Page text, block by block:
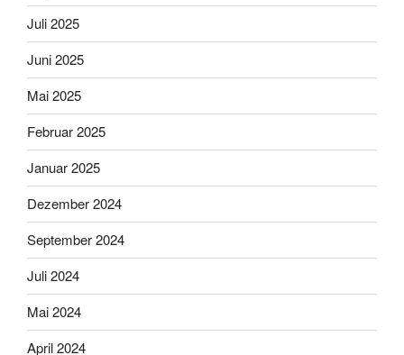
Juli 2025
Juni 2025
Mai 2025
Februar 2025
Januar 2025
Dezember 2024
September 2024
Juli 2024
Mai 2024
April 2024